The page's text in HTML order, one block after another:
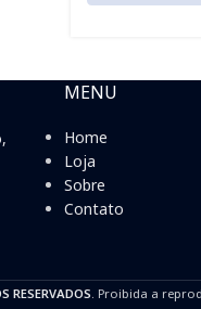
MENU
Home
Loja
Sobre
Contato
RESERVADOS . Proibida a